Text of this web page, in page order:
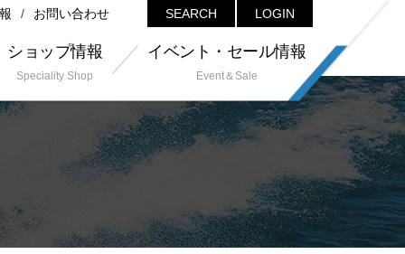
お問い合わせ SEARCH LOGIN
ショップ情報
Speciality Shop
イベント・セール情報
Event＆Sale